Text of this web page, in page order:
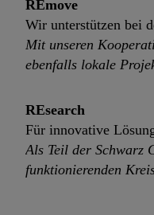
REmove
Wir unterstützen bei
Mit unseren
ebenfalls lokale
REsearch
Für innovative
Als Teil der Schwarz
funktionierenden